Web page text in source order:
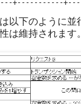
以下のように並
は維持されます。